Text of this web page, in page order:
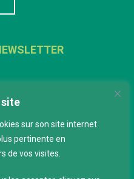
site
sur son site internet
pertinente en
de vos visites.